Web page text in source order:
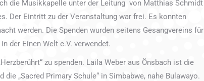
die Musikkapelle unter der Leitung von Matthias Schmidt
Der Eintritt zu der Veranstaltung war frei. Es konnten
werden. Die Spenden wurden seitens Gesangvereins für
der Einen Welt e.V. verwendet.
zu spenden. Laila Weber aus Önsbach ist die
„Sacred Primary Schule“ in Simbabwe, nahe Bulawayo.